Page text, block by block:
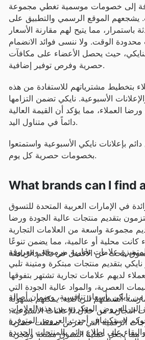
إلى خصومات موسمية تغطي مجموعة
يشجعهم الموقع الرسمي والتطبيق على
باستمرار، مما يتيح لهم مقارنة الأسعار
الوقت. ولا ننسى فوائد الانضمام
بنايكي، حيث يحصل الأعضاء على مكافآت
حصرية وفرص توفير إضافية.
بتخطيط مشترياتهم للاستفادة من هذه
الأسبوعية. نايكي تضمن التزامها
العملاء، مما يؤكد أن القيمة العالية
دائماً في متناول اليد.
بإعلانات نايكي الأسبوعية واستمتعوا
بخصومات حصرية كل يوم.
What brands can I find
في الإمارات العربية المتحدة للتسوق
بتقديم منتجات عالية الجودة ورضا
مجموعة واسعة من العلامات التجارية
كانت محلية أو عالمية، مما يضمن تنوعًا
علامات تجارية مرموقة ومعروفة
بتقديم منتجات مبتكرة ومتينة تلبي
لديهم علامات تجارية تشتهر بتفوقها
العصرية، والمواد عالية الجودة التي
أنشطتهم الرياضية. يمكنهم بسهولة
من خلال الإعلانات الأسبوعية،
الرقمية التي تعرض صفقات حصرية
من نايكي بأسعار تنافسية، وضمان أصالة
إلى العروض المتكررة من هذه العلامات
لاستكشاف أحدث العروض المتوفرة
على اطلاع دائم بالمنتجات الجديدة